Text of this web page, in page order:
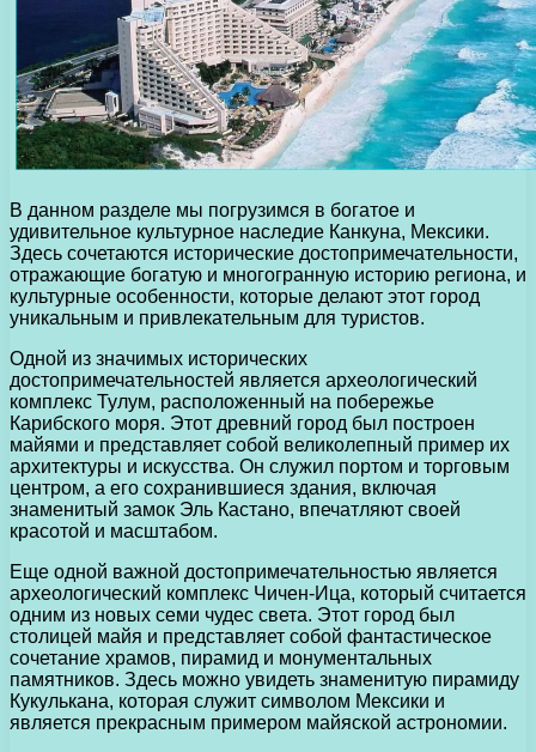
В данном разделе мы погрузимся в богатое и
удивительное культурное наследие Канкуна, Мексики.
Здесь сочетаются исторические достопримечательности,
отражающие богатую и многогранную историю региона, и
культурные особенности, которые делают этот город
уникальным и привлекательным для туристов.
Одной из значимых исторических
достопримечательностей является археологический
комплекс Тулум, расположенный на побережье
Карибского моря. Этот древний город был построен
майями и представляет собой великолепный пример их
архитектуры и искусства. Он служил портом и торговым
центром, а его сохранившиеся здания, включая
знаменитый замок Эль Кастано, впечатляют своей
красотой и масштабом.
Еще одной важной достопримечательностью является
археологический комплекс Чичен-Ица, который считается
одним из новых семи чудес света. Этот город был
столицей майя и представляет собой фантастическое
сочетание храмов, пирамид и монументальных
памятников. Здесь можно увидеть знаменитую пирамиду
Кукулькана, которая служит символом Мексики и
является прекрасным примером майяской астрономии.